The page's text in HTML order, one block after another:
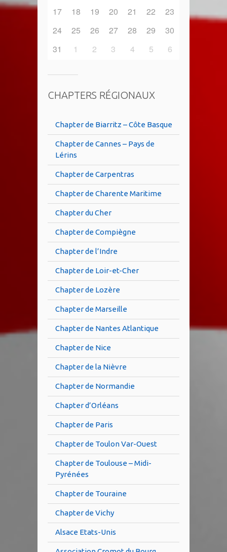
17
18 19 20 21 22
23
24
25 26 27 28 29
30
31
1 2 3 4 5 6
CHAPTERS RÉGIONAUX
Chapter de Biarritz – Côte Basque
Chapter de Cannes – Pays de
Lérins
Chapter de Carpentras
Chapter de Charente Maritime
Chapter du Cher
Chapter de Compiègne
Chapter de l’Indre
Chapter de Loir-et-Cher
Chapter de Lozère
Chapter de Marseille
Chapter de Nantes Atlantique
Chapter de Nice
Chapter de la Nièvre
Chapter de Normandie
Chapter d’Orléans
Chapter de Paris
Chapter de Toulon Var-Ouest
Chapter de Toulouse – Midi-
Pyrénées
Chapter de Touraine
Chapter de Vichy
Alsace Etats-Unis